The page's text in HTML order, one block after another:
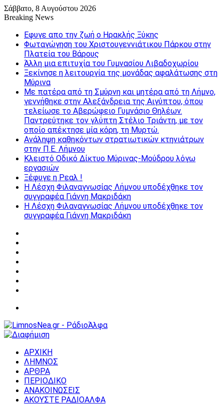
Σάββατο, 8 Αυγούστου 2026
Breaking News
Εφυγε απο την ζωή o Ηρακλής Ξύκης
Φωταγώγηση του Χριστουγεννιάτικου Πάρκου στην
Πλατεία του Βάρους
Άλλη μια επιτυχία του Γυμνασίου Λιβαδοχωρίου
Ξεκίνησε η λειτουργία της μονάδας αφαλάτωσης στη
Μύρινα
Με πατέρα από τη Σμύρνη και μητέρα από τη Λήμνο,
γεννήθηκε στην Αλεξάνδρεια της Αιγύπτου, όπου
τελείωσε το Αβερώφειο Γυμνάσιο Θηλέων.
Παντρεύτηκε τον γλύπτη Στέλιο Τριάντη, με τον
οποίο απέκτησε μία κόρη, τη Μυρτώ.
Ανάληψη καθηκόντων στρατιωτικών κτηνιάτρων
στην Π.Ε. Λήμνου
Κλειστό Οδικό Δίκτυο Μύρινας-Μούδρου λόγω
εργασιών
Ξέφυγε η Ρεαλ !
Η Λέσχη Φιλαναγνωσίας Λήμνου υποδέχθηκε τον
συγγραφέα Γιάννη Μακριδάκη
Η Λέσχη Φιλαναγνωσίας Λήμνου υποδέχθηκε τον
συγγραφέα Γιάννη Μακριδάκη
ΑΡΧΙΚΗ
ΛΗΜΝΟΣ
ΑΡΘΡΑ
ΠΕΡΙΟΔΙΚΟ
ΑΝΑΚΟΙΝΩΣΕΙΣ
ΑΚΟΥΣΤΕ ΡΑΔΙΟΑΛΦΑ